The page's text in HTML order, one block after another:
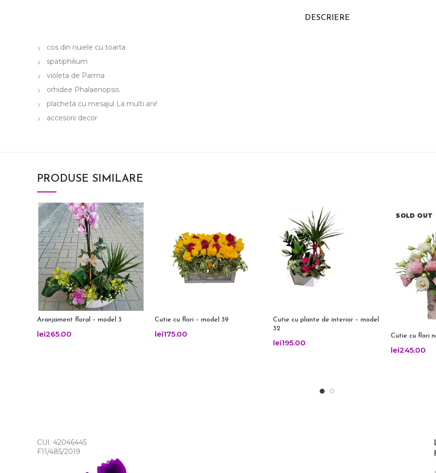
DESCRIERE
cos din nuiele cu toarta
spatiphilium
violeta de Parma
orhidee Phalaenopsis
placheta cu mesajul La multi ani!
accesorii decor
PRODUSE SIMILARE
Aranjament floral – model 3
lei265.00
Cutie cu flori – model 39
lei175.00
Cutie cu plante de interior – model
32
lei195.00
SOLD OUT
Cutie cu flori
lei245.00
CUI: 42046445
F11/485/2019